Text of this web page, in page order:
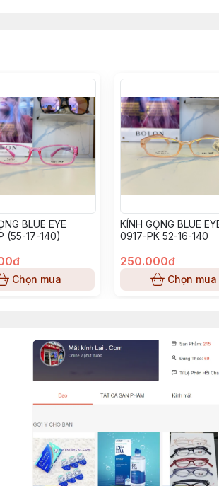
BLUE EYE
(55-17-140)
Chọn mua
KÍNH GỌNG BLUE
0917-PK 52-16-140
250.000đ
Chọn mua